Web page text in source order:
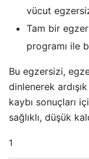
vücut
Tam bir
programı ile
Bu egzersizi,
dinlenerek
kaybı sonuçları
sağlıklı, düşük
1